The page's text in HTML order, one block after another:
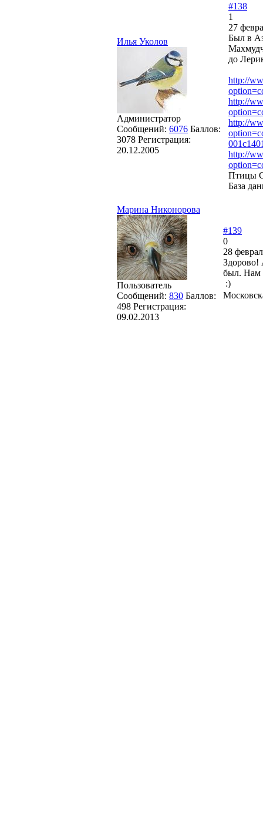
Илья Уколов
Администратор
Сообщений: 6076 Баллов:
3078 Регистрация:
20.12.2005
#138
1
27
Был в
до
http://
http://
http://
http://
Птицы
База
Марина Никонорова
Пользователь
Сообщений: 830 Баллов:
498 Регистрация:
09.02.2013
#139
0
28
Здорово!
был. Нам